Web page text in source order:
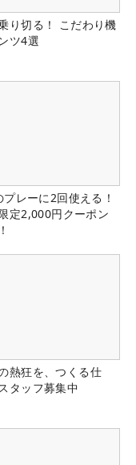
り切る！ こだわり機
ツ4選
レーに2回使える！
定2,000円クーポン
熱狂を、つくる仕
タッフ募集中